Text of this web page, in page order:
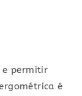
e permitir
é